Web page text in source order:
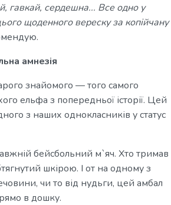
гавкай, сердешна... Все одно у
щоденного вереску за копійчану
амнезія
знайомого — того самого
ельфа з попередньої історії. Цей
з наших однокласників у статус
бейсбольний м`яч. Хто тримав
шкірою. І от на одному з
чи то від нудьги, цей амбал
в дошку.